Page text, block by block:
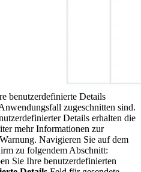
benutzerdefinierte Details
zugeschnitten sind.
Details erhalten die
mehr Informationen zur
Navigieren Sie auf dem
zu folgendem Abschnitt:
Sie Ihre benutzerdefinierten